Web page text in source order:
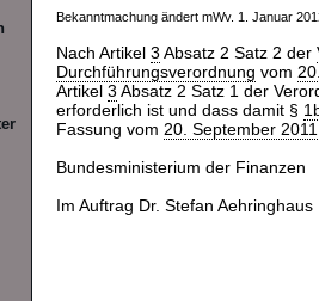
Bekanntmachung ändert mWv. 1. Januar
Nach Artikel 3 Absatz 2 Satz 2 der
Durchführungsverordnung vom
Artikel 3 Absatz 2 Satz 1 der
erforderlich ist und dass damit §
Fassung vom 20. September
Bundesministerium der Finanzen
Im Auftrag Dr. Stefan Aehringhaus